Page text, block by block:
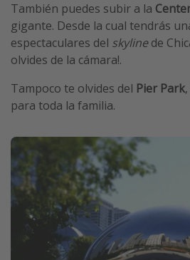
También puedes subir a la
gigante. Desde la cual tendrás
espectaculares del skylinede
olvides de la cámara!.
Tampoco te olvides del Pier Park
para toda la familia.